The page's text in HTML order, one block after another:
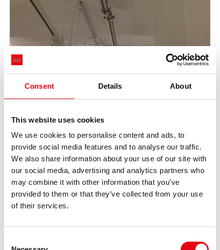
Consent Details About
This website uses cookies
We use cookies to personalise content and ads, to
provide social media features and to analyse our traffic.
We also share information about your use of our site with
our social media, advertising and analytics partners who
may combine it with other information that you’ve
provided to them or that they’ve collected from your use
of their services.